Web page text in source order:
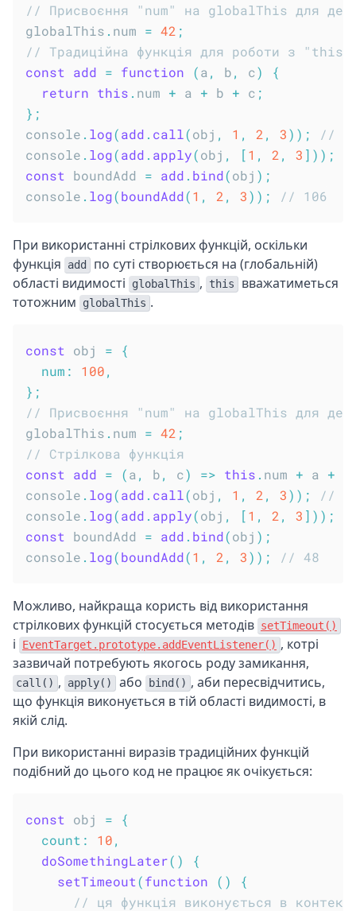
// Присвоєння "num" на globalThis для
globalThis . num = 42 ;
// Традиційна функція для роботи з "this"
const
add = function (a , b, c)
{
return this . num + a + b + c ;
} ;
console . log(add . call(obj , 1 , 2 , 3) ) ;
//
console . log(add . apply(obj , [1 , 2 , 3 ] ) ) ;
const boundAdd = add . bind(obj ) ;
console . log(boundAdd(1 , 2 , 3) ) ; // 106
При використанні стрілкових функцій, оскільки
функція
add
по суті створюється на (глобальній)
області видимості
globalThis , this
вважатиметься
тотожним
globalThis .
const obj =
{
num : 100,
} ;
// Присвоєння "num" на globalThis для
globalThis . num = 42 ;
// Стрілкова функція
const
add = (a , b, c) => this . num + a +
console . log(add . call(obj , 1 , 2 , 3) ) ;
//
console . log(add . apply(obj , [1 , 2 , 3 ] ) ) ;
const boundAdd = add . bind(obj ) ;
console . log(boundAdd(1 , 2 , 3) ) ; // 48
Можливо, найкраща користь від використання
стрілкових функцій стосується методів setTimeout()
і EventTarget.prototype.addEventListener() , котрі
зазвичай потребують якогось роду замикання,
call() , apply() або bind() , аби пересвідчитись,
що функція виконується в тій області видимості, в
якій слід.
При використанні виразів традиційних функцій
подібний до цього код не працює як очікується:
const obj =
{
count : 10,
doSomethingLater( )
{
setTimeout(function ( )
{
// ця функція виконується в